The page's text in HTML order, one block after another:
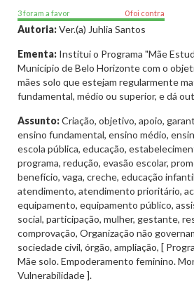
3 foram a favor 0 foi contra
Autoria:Ver.(a) Juhlia Santos
Ementa: Institui o Programa "Mãe
Município de Belo Horizonte com o
mães solo que estejam regularmente
fundamental, médio ou superior, e dá
Assunto:Criação, objetivo, apoio,
ensino fundamental, ensino médio,
escola pública, educação,
programa, redução, evasão escolar,
benefício, vaga, creche, educação
atendimento, atendimento prioritário,
equipamento, equipamento público,
social, participação, mulher, gestante,
comprovação, Organização não
sociedade civil, órgão, ampliação, [
Mãe solo. Empoderamento feminino.
Vulnerabilidade ].